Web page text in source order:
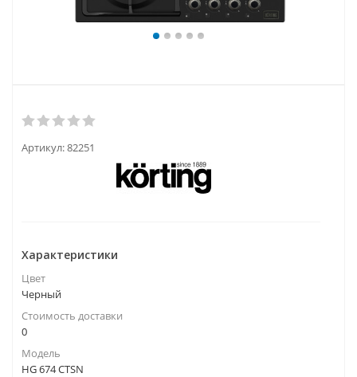
Артикул:82251
Характеристики
Цвет
Черный
Стоимость доставки
0
Модель
HG 674 CTSN